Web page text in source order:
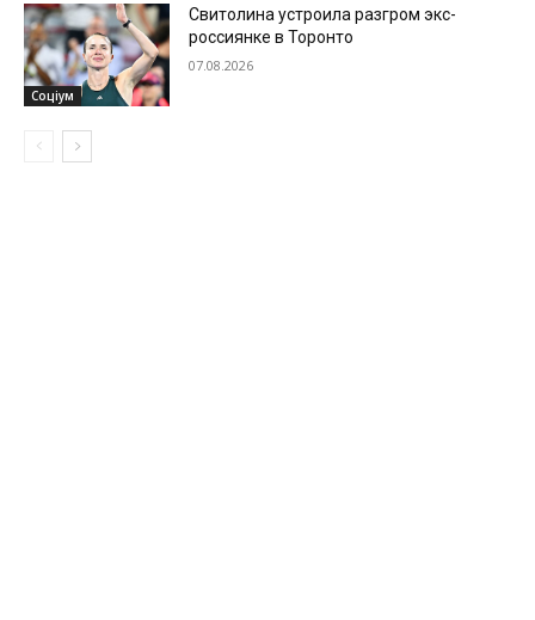
Соціум
Свитолина устроила разгром экс-
россиянке в Торонто
07.08.2026